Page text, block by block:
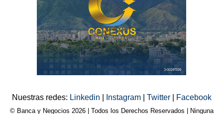
Nuestras redes: Linkedin Instagram Twitter Facebook
© Banca y Negocios 2026 | Todos los Derechos Reservados | Ninguna